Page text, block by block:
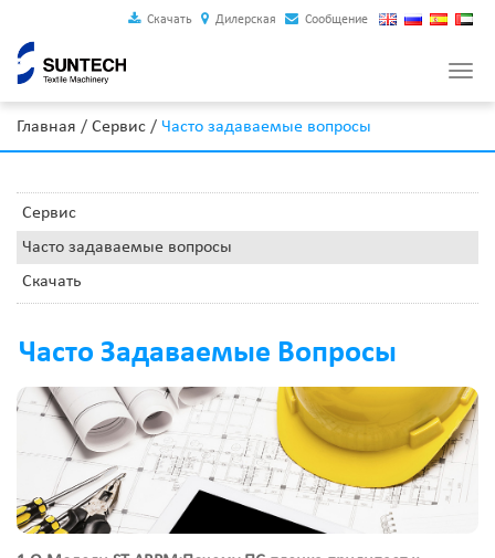
Скачать Дилерская Сообщение
Главная / Сервис / Часто задаваемые вопросы
Сервис
Часто задаваемые вопросы
Скачать
Часто Задаваемые Вопросы